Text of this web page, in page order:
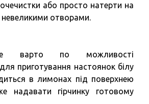
або просто натерти на
невеликими отворами.
варто по можливості
приготування настоянок білу
в лимонах під поверхнею
надавати гірчинку готовому